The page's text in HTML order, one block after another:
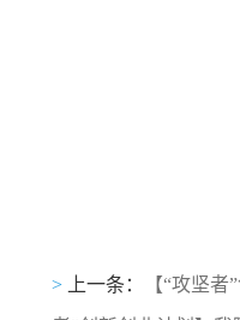
> 上一条： 【“攻坚